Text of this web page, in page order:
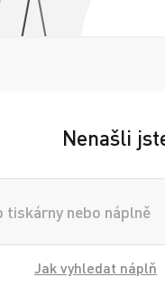
Nenašli
Jak vyhledat náplň